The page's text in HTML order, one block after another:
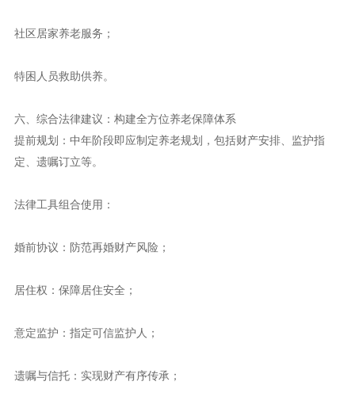
社区居家养老服务；
特困人员救助供养。
六、综合法律建议：构建全方位养老保障体系
提前规划：中年阶段即应制定养老规划，包括财产安排、监护指
定、遗嘱订立等。
法律工具组合使用：
婚前协议：防范再婚财产风险；
居住权：保障居住安全；
意定监护：指定可信监护人；
遗嘱与信托：实现财产有序传承；